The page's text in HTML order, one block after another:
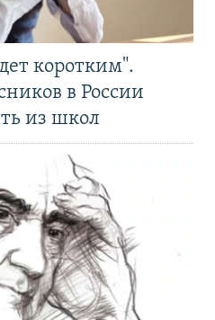
коротким".
в России
из школ